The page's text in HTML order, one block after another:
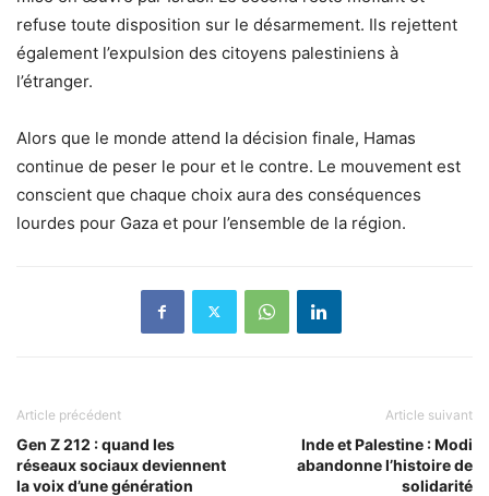
refuse toute disposition sur le désarmement. Ils rejettent
également l’expulsion des citoyens palestiniens à
l’étranger.
Alors que le monde attend la décision finale, Hamas
continue de peser le pour et le contre. Le mouvement est
conscient que chaque choix aura des conséquences
lourdes pour Gaza et pour l’ensemble de la région.
Article précédent
Gen Z 212 : quand les
réseaux sociaux deviennent
la voix d’une génération
Article suivant
Inde et Palestine : Modi
abandonne l’histoire de
solidarité